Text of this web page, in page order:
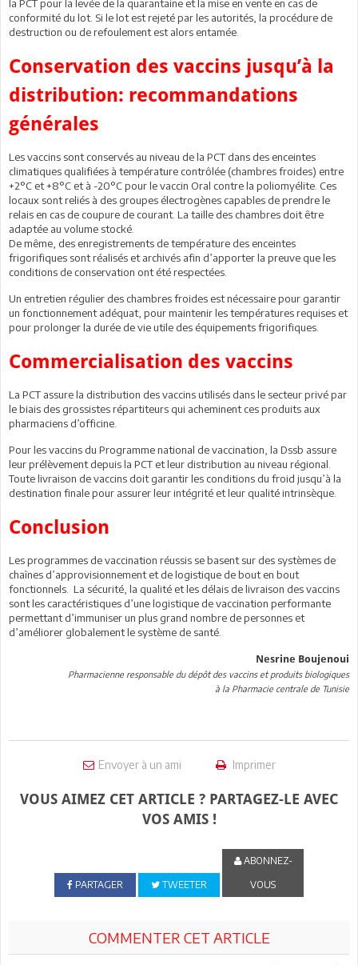
la PCT pour la levée de la quarantaine et la mise en vente en cas de
conformité du lot. Si le lot est rejeté par les autorités, la procédure de
destruction ou de refoulement est alors entamée.
Conservation des vaccins jusqu’à la
distribution: recommandations
générales
Les vaccins sont conservés au niveau de la PCT dans des enceintes
climatiques qualifiées à température contrôlée (chambres froides) entre
+2°C et +8°C et à -20°C pour le vaccin Oral contre la poliomyélite. Ces
locaux sont reliés à des groupes électrogènes capables de prendre le
relais en cas de coupure de courant. La taille des chambres doit être
adaptée au volume stocké.
De même, des enregistrements de température des enceintes
frigorifiques sont réalisés et archivés afin d’apporter la preuve que les
conditions de conservation ont été respectées.
Un entretien régulier des chambres froides est nécessaire pour garantir
un fonctionnement adéquat, pour maintenir les températures requises et
pour prolonger la durée de vie utile des équipements frigorifiques.
Commercialisation des vaccins
La PCT assure la distribution des vaccins utilisés dans le secteur privé par
le biais des grossistes répartiteurs qui acheminent ces produits aux
pharmaciens d’officine.
Pour les vaccins du Programme national de vaccination, la Dssb assure
leur prélèvement depuis la PCT et leur distribution au niveau régional.
Toute livraison de vaccins doit garantir les conditions du froid jusqu’à la
destination finale pour assurer leur intégrité et leur qualité intrinsèque.
Conclusion
Les programmes de vaccination réussis se basent sur des systèmes de
chaînes d’approvisionnement et de logistique de bout en bout
fonctionnels. La sécurité, la qualité et les délais de livraison des vaccins
sont les caractéristiques d’une logistique de vaccination performante
permettant d’immuniser un plus grand nombre de personnes et
d’améliorer globalement le système de santé.
Nesrine Boujenoui
Pharmacienne responsable du dépôt des vaccins et produits biologiques
à la Pharmacie centrale de Tunisie
Envoyer à un ami Imprimer
VOUS AIMEZ CET ARTICLE ? PARTAGEZ-LE AVEC
VOS AMIS !
PARTAGER TWEETER
ABONNEZ-
VOUS
COMMENTER CET ARTICLE